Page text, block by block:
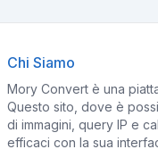
Chi Siamo
Mory Convert è una
Questo sito, dove è
di immagini, query IP e
efficaci con la sua